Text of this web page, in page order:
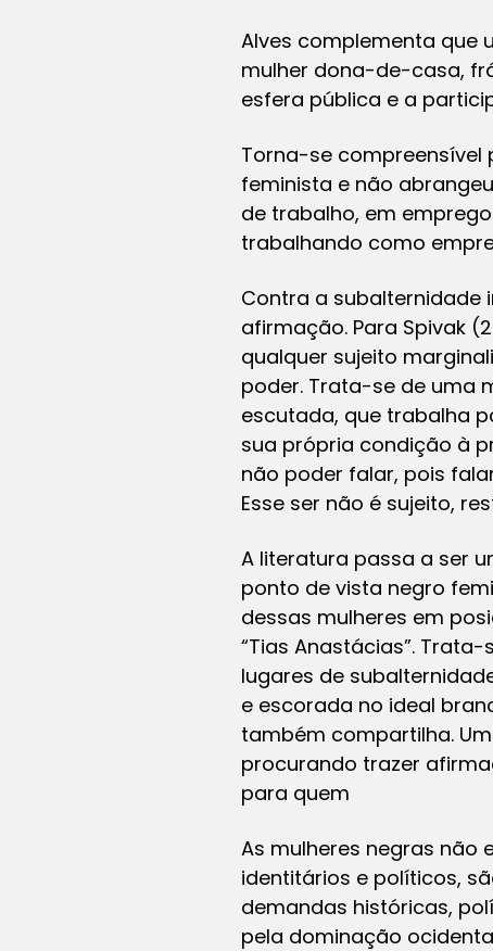
Alves complementa que
mulher dona-de-casa,
esfera pública e a
Torna-se compreensível
feminista e não
de trabalho, em
trabalhando como
Contra a subalternidade
afirmação. Para Spivak
qualquer sujeito
poder. Trata-se de uma
escutada, que trabalha
sua própria condição à
não poder falar, pois
Esse ser não é sujeito,
A literatura passa a ser
ponto de vista negro
dessas mulheres em
“Tias Anastácias”.
lugares de
e escorada no ideal
também compartilha.
procurando trazer
para quem
As mulheres negras não
identitários e políticos,
demandas históricas,
pela dominação